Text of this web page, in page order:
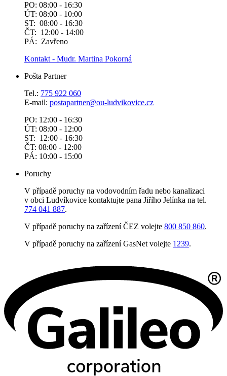
PO: 08:00 - 16:30
ÚT: 08:00 - 10:00
ST: 08:00 - 16:30
ČT: 12:00 - 14:00
PÁ: Zavřeno
Kontakt - Mudr. Martina Pokorná
Pošta Partner
Tel.: 775 922 060
E-mail: postapartner@ou-ludvikovice.cz
PO: 12:00 - 16:30
ÚT: 08:00 - 12:00
ST: 12:00 - 16:30
ČT: 08:00 - 12:00
PÁ: 10:00 - 15:00
Poruchy
V případě poruchy na vodovodním řadu nebo kanalizaci
v obci Ludvíkovice kontaktujte pana Jiřího Jelínka na tel.
774 041 887.
V případě poruchy na zařízení ČEZ volejte 800 850 860.
V případě poruchy na zařízení GasNet volejte 1239.